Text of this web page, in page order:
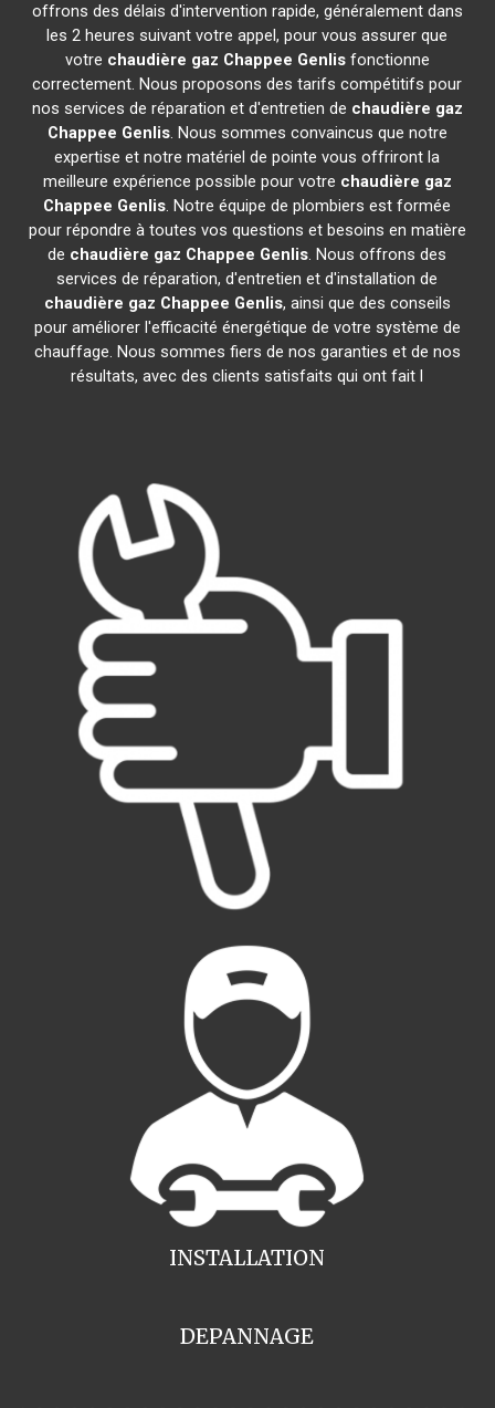
offrons des délais d'intervention rapide, généralement dans
les 2 heures suivant votre appel, pour vous assurer que
votre chaudière gaz Chappee Genlisfonctionne
correctement. Nous proposons des tarifs compétitifs pour
nos services de réparation et d'entretien de chaudière gaz
Chappee Genlis. Nous sommes convaincus que notre
expertise et notre matériel de pointe vous offriront la
meilleure expérience possible pour votre chaudière gaz
Chappee Genlis. Notre équipe de plombiers est formée
pour répondre à toutes vos questions et besoins en matière
de chaudière gaz Chappee Genlis. Nous offrons des
services de réparation, d'entretien et d'installation de
chaudière gaz Chappee Genlis, ainsi que des conseils
pour améliorer l'efficacité énergétique de votre système de
chauffage. Nous sommes fiers de nos garanties et de nos
résultats, avec des clients satisfaits qui ont fait l
INSTALLATION
DEPANNAGE